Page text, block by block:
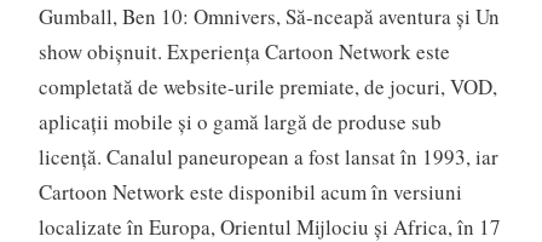
Gumball, Ben 10: Omnivers, Să-nceapă aventura şi Un
show obişnuit. Experienţa Cartoon Network este
completată de website-urile premiate, de jocuri, VOD,
aplicaţii mobile şi o gamă largă de produse sub
licenţă. Canalul paneuropean a fost lansat în 1993, iar
Cartoon Network este disponibil acum în versiuni
localizate în Europa, Orientul Mijlociu şi Africa, în 17